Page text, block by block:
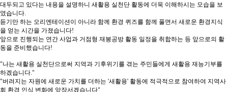
대두되고 있다는 내용을 설명하니 새활용 실천단 활동에 더욱 이해하시는 모습을 보
였습니다.
듣기만 하는 오리엔테이션이 아니라 함께 환경 퀴즈를 함께 풀면서 새로운 환경지식
을 얻는 시간을 가졌습니다!
앞으로 진행되는 연간 사업과 거점형 재봉공방 활동 일정을 취합하는 등 앞으로의 활
동을 준비했습니다!
"나는 새활용 실천단으로써 지역과 기후위기를 겪는 주민들에게 새활용 재능기부를
하겠습니다."
"버려지는 자원에 새로운 가치를 더하는 '새활용' 활동에 적극적으로 참여하여 지역사
회 환경 인식 변화에 앞장서겠습니다"